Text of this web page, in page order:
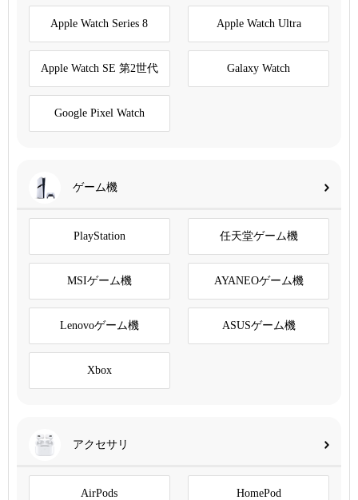
Apple Watch Series 8 Apple Watch Ultra
Apple Watch SE 第2世代 Galaxy Watch
Google Pixel Watch
ゲーム機
PlayStation 任天堂ゲーム機
MSIゲーム機 AYANEOゲーム機
Lenovoゲーム機 ASUSゲーム機
Xbox
アクセサリ
AirPods HomePod